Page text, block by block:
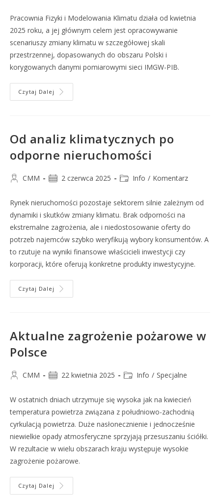
Pracownia Fizyki i Modelowania Klimatu działa od kwietnia
2025 roku, a jej głównym celem jest opracowywanie
scenariuszy zmiany klimatu w szczegółowej skali
przestrzennej, dopasowanych do obszaru Polski i
korygowanych danymi pomiarowymi sieci IMGW-PIB.
Czytaj Dalej
Od analiz klimatycznych po
odporne nieruchomości
CMM 2 czerwca 2025 Info / Komentarz
Rynek nieruchomości pozostaje sektorem silnie zależnym od
dynamiki i skutków zmiany klimatu. Brak odporności na
ekstremalne zagrożenia, ale i niedostosowanie oferty do
potrzeb najemców szybko weryfikują wybory konsumentów. A
to rzutuje na wyniki finansowe właścicieli inwestycji czy
korporacji, które oferują konkretne produkty inwestycyjne.
Czytaj Dalej
Aktualne zagrożenie pożarowe w
Polsce
CMM 22 kwietnia 2025 Info / Specjalne
W ostatnich dniach utrzymuje się wysoka jak na kwiecień
temperatura powietrza związana z południowo-zachodnią
cyrkulacją powietrza. Duże nasłonecznienie i jednocześnie
niewielkie opady atmosferyczne sprzyjają przesuszaniu ściółki.
W rezultacie w wielu obszarach kraju występuje wysokie
zagrożenie pożarowe.
Czytaj Dalej